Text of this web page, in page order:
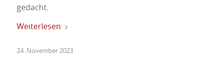
gedacht.
Weiterlesen
24. November 2023